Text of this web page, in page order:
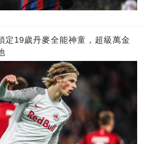
定19歲丹麥全能神童，超級萬金